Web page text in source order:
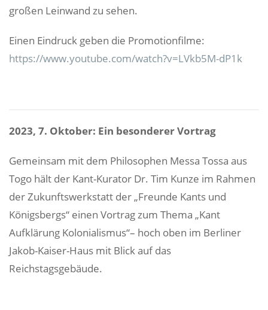
großen Leinwand zu sehen.
Einen Eindruck geben die Promotionfilme:
https://www.youtube.com/watch?v=LVkb5M-dP1k
2023, 7. Oktober: Ein besonderer Vortrag
Gemeinsam mit dem Philosophen Messa Tossa aus
Togo hält der Kant-Kurator Dr. Tim Kunze im Rahmen
der Zukunftswerkstatt der „Freunde Kants und
Königsbergs“ einen Vortrag zum Thema „Kant
Aufklärung Kolonialismus“– hoch oben im Berliner
Jakob-Kaiser-Haus mit Blick auf das
Reichstagsgebäude.